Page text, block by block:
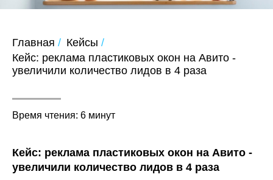
Главная / Кейсы /
Кейс: реклама пластиковых окон на Авито -
увеличили количество лидов в 4 раза
Время чтения: 6 минут
Кейс: реклама пластиковых окон на Авито -
увеличили количество лидов в 4 раза